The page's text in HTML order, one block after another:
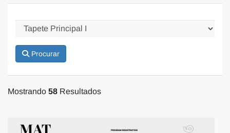
Procurar
Mostrando 58 Resultados